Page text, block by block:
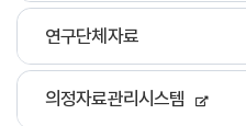
연구단체자료
의정자료관리시스템